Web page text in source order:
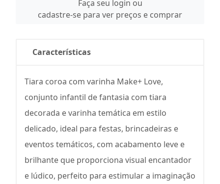
Faça seu login ou
cadastre-se para ver preços e comprar
Características
Tiara coroa com varinha Make+ Love,
conjunto infantil de fantasia com tiara
decorada e varinha temática em estilo
delicado, ideal para festas, brincadeiras e
eventos temáticos, com acabamento leve e
brilhante que proporciona visual encantador
e lúdico, perfeito para estimular a imaginação